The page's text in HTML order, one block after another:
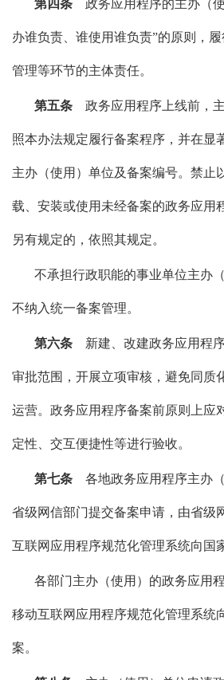
第四条 政务应用程序的主办（
办谁负责、谁使用谁负责”的原则，
管理等环节的主体责任。
第五条 政务应用程序上线前，
照本办法规定履行备案程序，并在显
主办（使用）单位及备案编号。禁止
载、安装或使用未经备案的政务应用
另有规定的，依照其规定。
不承担行政职能的事业单位主办
不纳入统一备案管理。
第六条 新建、改建政务应用程
审批范围，开展立项审核，避免同质
运营。政务应用程序备案前原则上应
定性、交互便捷性等进行验收。
第七条 各地政务应用程序主办
省级网信部门提交备案申请，由省级
互联网应用程序规范化管理系统向国
各部门主办（使用）的政务应用
移动互联网应用程序规范化管理系统
案。